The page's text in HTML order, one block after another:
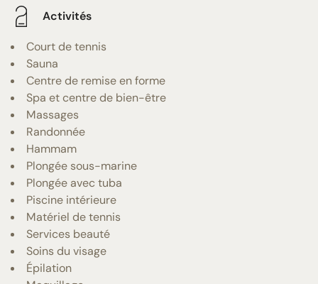
Activités
Court de tennis
Sauna
Centre de remise en forme
Spa et centre de bien-être
Massages
Randonnée
Hammam
Plongée sous-marine
Plongée avec tuba
Piscine intérieure
Matériel de tennis
Services beauté
Soins du visage
Épilation